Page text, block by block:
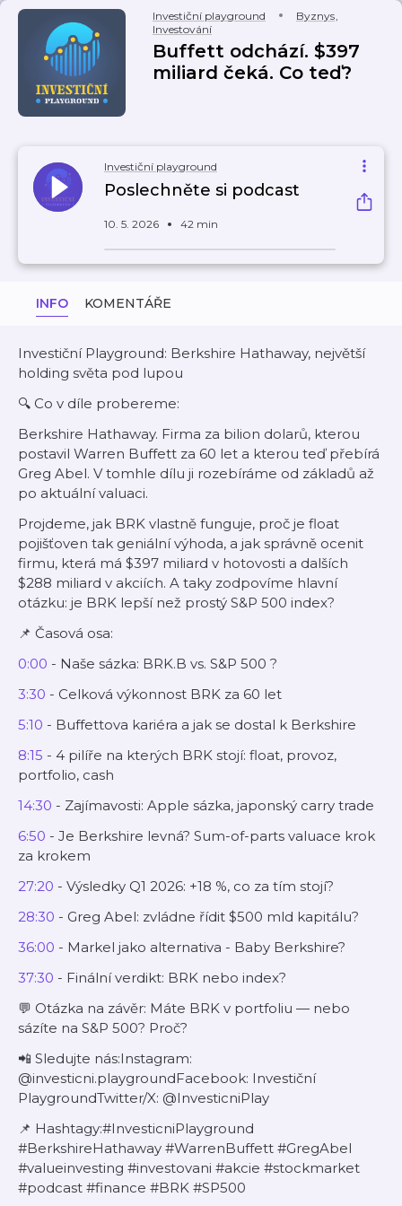
Investiční playground Byznys,
Investování
Buffett odchází. $397
miliard čeká. Co teď?
Investiční playground
Poslechněte si podcast
10. 5. 2026 42 min
INFO KOMENTÁŘE
Investiční Playground: Berkshire Hathaway, největší
holding světa pod lupou
🔍 Co v díle probereme:
Berkshire Hathaway. Firma za bilion dolarů, kterou
postavil Warren Buffett za 60 let a kterou teď přebírá
Greg Abel. V tomhle dílu ji rozebíráme od základů až
po aktuální valuaci.
Projdeme, jak BRK vlastně funguje, proč je float
pojišťoven tak geniální výhoda, a jak správně ocenit
firmu, která má $397 miliard v hotovosti a dalších
$288 miliard v akciích. A taky zodpovíme hlavní
otázku: je BRK lepší než prostý S&P 500 index?
📌 Časová osa:
0:00 - Naše sázka: BRK.B vs. S&P 500 ?
3:30 - Celková výkonnost BRK za 60 let
5:10 - Buffettova kariéra a jak se dostal k Berkshire
8:15 - 4 pilíře na kterých BRK stojí: float, provoz,
portfolio, cash
14:30 - Zajímavosti: Apple sázka, japonský carry trade
6:50 - Je Berkshire levná? Sum-of-parts valuace krok
za krokem
27:20 - Výsledky Q1 2026: +18 %, co za tím stojí?
28:30 - Greg Abel: zvládne řídit $500 mld kapitálu?
36:00 - Markel jako alternativa - Baby Berkshire?
37:30 - Finální verdikt: BRK nebo index?
💬 Otázka na závěr: Máte BRK v portfoliu — nebo
sázíte na S&P 500? Proč?
📲 Sledujte nás:Instagram:
@investicni.playgroundFacebook: Investiční
PlaygroundTwitter/X: @InvesticniPlay
📌 Hashtagy:#InvesticniPlayground
#BerkshireHathaway #WarrenBuffett #GregAbel
#valueinvesting #investovani #akcie #stockmarket
#podcast #finance #BRK #SP500